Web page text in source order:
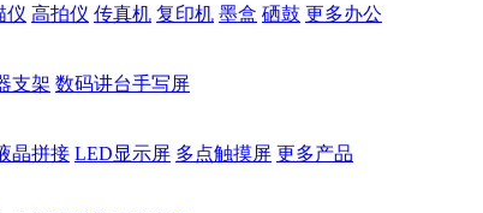
仪 高拍仪 传真机 复印机 墨盒 硒鼓 更多办公
支架 数码讲台手写屏
晶拼接 LED显示屏 多点触摸屏 更多产品